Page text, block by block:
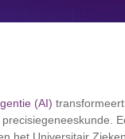
(AI)